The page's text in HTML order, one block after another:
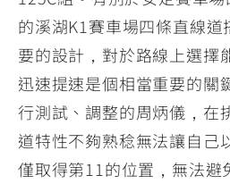
的溪湖K1賽車場四條直線道
要的設計，對於路線上選擇
迅速提速是個相當重要的關
行測試、調整的周炳儀，在
道特性不夠熟稔無法讓自己
僅取得第11的位置，無法避